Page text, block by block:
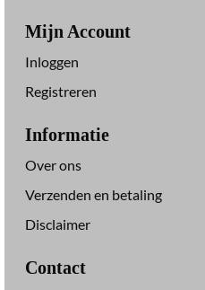
Mijn Account
Inloggen
Registreren
Informatie
Over ons
Verzenden en betaling
Disclaimer
Contact